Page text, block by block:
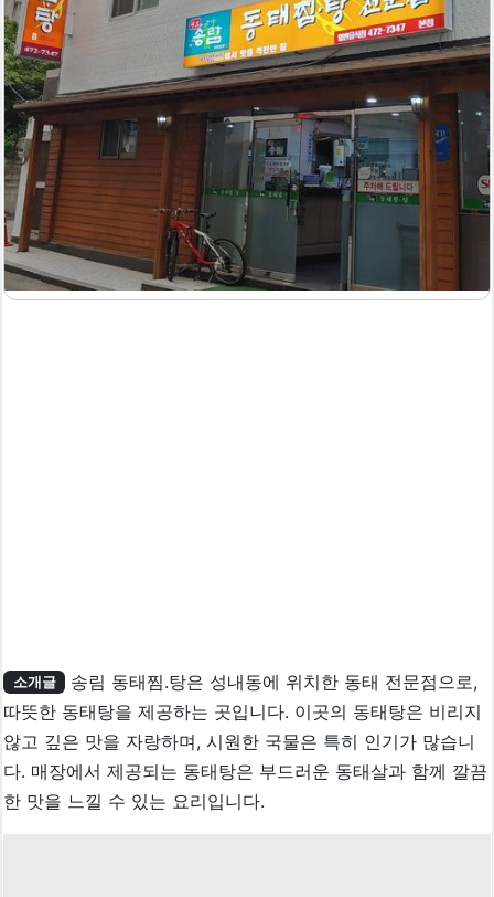
소개글
송림 동태찜.탕은 성내동에 위치한 동태 전문점으로,
따뜻한 동태탕을 제공하는 곳입니다. 이곳의 동태탕은 비리지
않고 깊은 맛을 자랑하며, 시원한 국물은 특히 인기가 많습니
다. 매장에서 제공되는 동태탕은 부드러운 동태살과 함께 깔끔
한 맛을 느낄 수 있는 요리입니다.